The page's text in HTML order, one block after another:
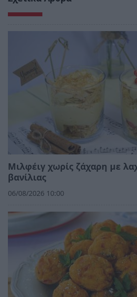
Μιλφέιγ χωρίς ζάχαρη με
βανίλιας
06/08/2026 10:00